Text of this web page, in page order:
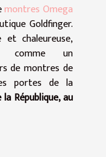
montres Omega
Goldfinger.
et chaleureuse,
comme un
de montres de
portes de la
République, au